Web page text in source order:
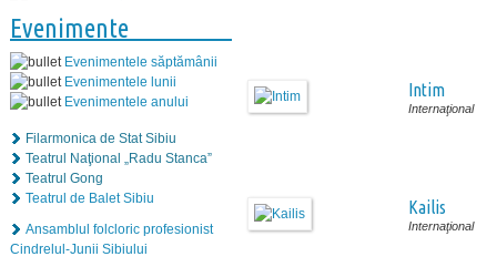
Evenimente
Evenimentele săptămânii
Evenimentele lunii
Evenimentele anului
Filarmonica de Stat Sibiu
Teatrul Naţional „Radu Stanca”
Teatrul Gong
Teatrul de Balet Sibiu
Ansamblul folcloric profesionist
Cindrelul-Junii Sibiului
Intim
Internaţional
Kailis
Internaţional